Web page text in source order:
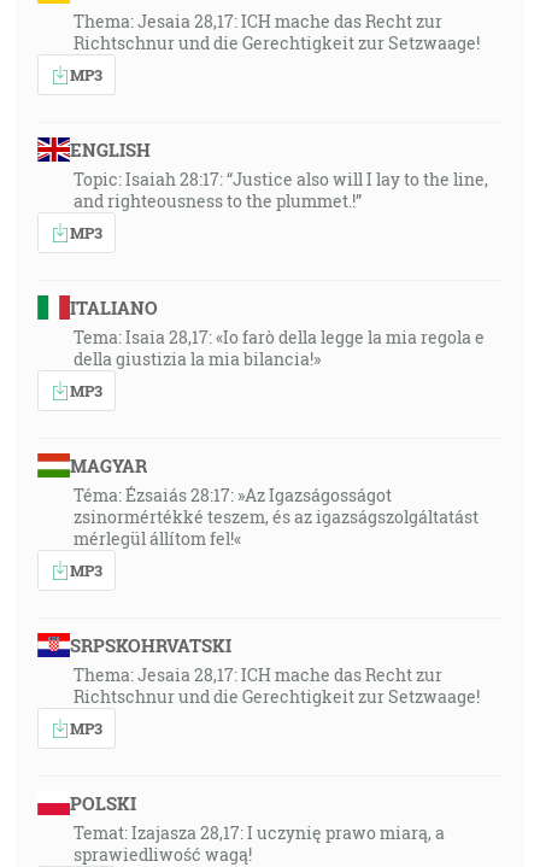
Thema: Jesaia 28,17: ICH mache das Recht zur
Richtschnur und die Gerechtigkeit zur Setzwaage!
MP3
ENGLISH
Topic: Isaiah 28:17: “Justice also will I lay to the line,
and righteousness to the plummet.!”
MP3
ITALIANO
Tema: Isaia 28,17: «Io farò della legge la mia regola e
della giustizia la mia bilancia!»
MP3
MAGYAR
Téma: Ézsaiás 28:17: »Az Igazságosságot
zsinormértékké teszem, és az igazságszolgáltatást
mérlegül állítom fel!«
MP3
SRPSKOHRVATSKI
Thema: Jesaia 28,17: ICH mache das Recht zur
Richtschnur und die Gerechtigkeit zur Setzwaage!
MP3
POLSKI
Temat: Izajasza 28,17: I uczynię prawo miarą, a
sprawiedliwość wagą!